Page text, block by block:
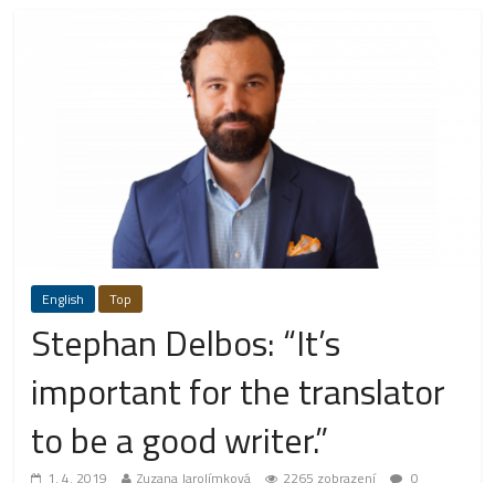
English Top
Stephan Delbos: “It’s
important for the translator
to be a good writer.”
1. 4. 2019 Zuzana Jarolímková 2265 zobrazení
0